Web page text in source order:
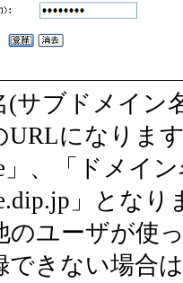
(サブドメイ
URLになりま
」、「ドメイ
」となり
のユーザが使
できない場合